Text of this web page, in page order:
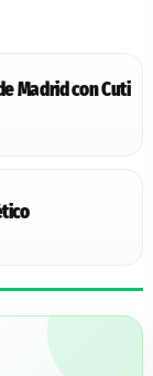
Madrid con Cuti